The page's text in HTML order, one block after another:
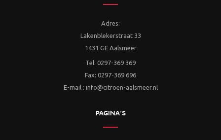
Adres:
Lakenblekerstraat 33
1431 GE Aalsmeer
Tel: 0297-369 369
Fax: 0297-369 696
E-mail : info@citroen-aalsmeer.nl
PAGINA’S